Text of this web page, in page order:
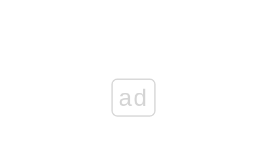
ad